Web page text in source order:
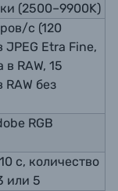
(2500–9900K)
с (120
JPEG Etra Fine,
RAW, 15
RAW без
RGB
с, количество
или 5